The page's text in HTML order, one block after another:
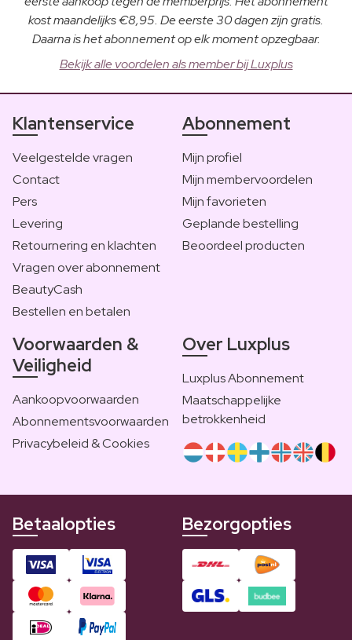
kost maandelijks €8,95. De eerste 30 dagen zijn gratis.
Daarna is het abonnement op elk moment opzegbaar.
Bekijk alle voordelen als member bij Luxplus
Klantenservice
Veelgestelde vragen
Contact
Pers
Levering
Retournering en klachten
Vragen over abonnement
BeautyCash
Bestellen en betalen
Abonnement
Mijn profiel
Mijn membervoordelen
Mijn favorieten
Geplande bestelling
Beoordeel producten
Voorwaarden &
Veiligheid
Aankoopvoorwaarden
Abonnementsvoorwaarden
Privacybeleid & Cookies
Over Luxplus
Luxplus Abonnement
Maatschappelijke
betrokkenheid
Betaalopties Bezorgopties